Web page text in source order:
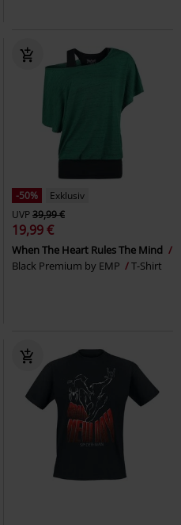
-50%
Exklusiv
UVP39,99 €
19,99 €
When The Heart Rules The Mind
Black Premium by EMP
T-Shirt